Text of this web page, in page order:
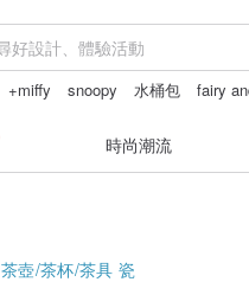
+miffy snoopy 水桶包 fairy
時尚潮流
茶壺/茶杯/茶具 瓷